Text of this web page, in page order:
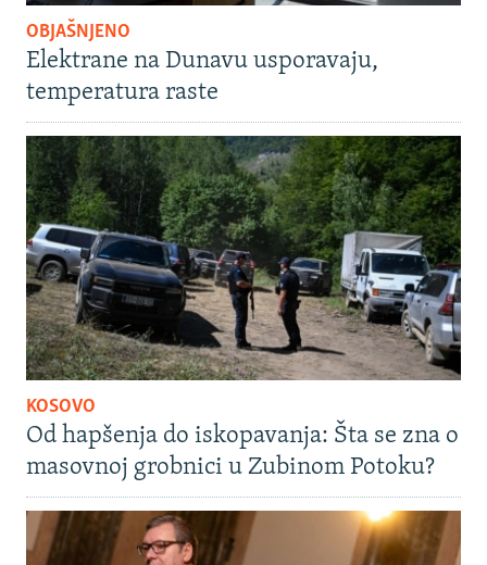
OBJAŠNJENO
Elektrane na Dunavu usporavaju,
temperatura raste
KOSOVO
Od hapšenja do iskopavanja: Šta se zna o
masovnoj grobnici u Zubinom Potoku?